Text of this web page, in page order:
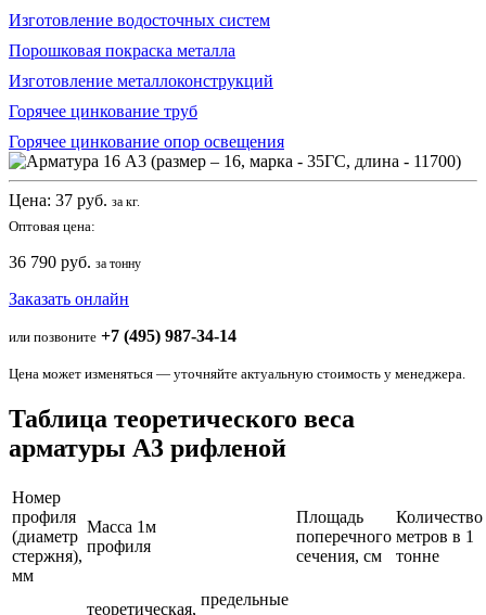
Изготовление водосточных систем
Порошковая покраска металла
Изготовление металлоконструкций
Горячее цинкование труб
Горячее цинкование опор освещения
Цена: 37 руб. за кг.
Оптовая цена:
36 790 руб. за тонну
Заказать онлайн
или позвоните +7 (495) 987-34-14
Цена может изменяться — уточняйте актуальную стоимость у менеджера.
Таблица теоретического веса
арматуры А3 рифленой
Номер
профиля
(диаметр
стержня),
мм
Масса 1м
профиля
Площадь
поперечного
сечения, см
Количество
метров в 1
тонне
теоретическая,
предельные